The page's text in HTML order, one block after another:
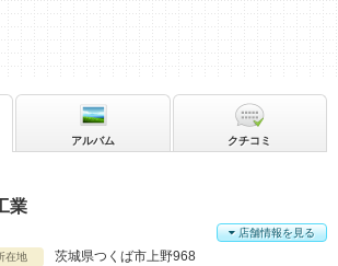
業
在地 茨城県つくば市上野968
店舗情報を見る
アルバム クチコミ